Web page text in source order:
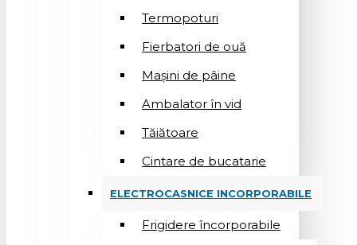
Termopoturi
Fierbatori de ouă
Mașini de pâine
Ambalator în vid
Tăiătoare
Cintare de bucatarie
ELECTROCASNICE INCORPORABILE
Frigidere încorporabile